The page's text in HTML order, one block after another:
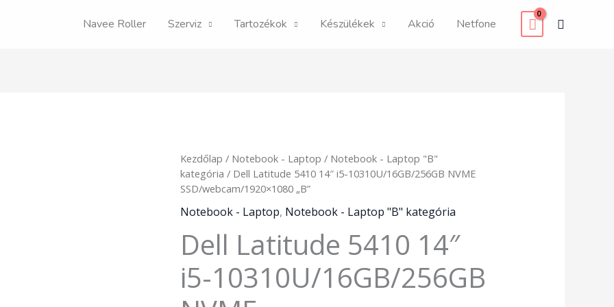
Navee Roller Szerviz Tartozékok Készülékek Akció Netfone Search
Kezdőlap / Notebook - Laptop / Notebook - Laptop "B"
kategória / Dell Latitude 5410 14″ i5-10310U/16GB/256GB NVME
SSD/webcam/1920×1080 „B”
Notebook - Laptop, Notebook - Laptop "B" kategória
Dell Latitude 5410 14″
i5-10310U/16GB/256GB
Dell
Latitude
5410
i5-
10310U/16GB/256GB
NVME
"B"